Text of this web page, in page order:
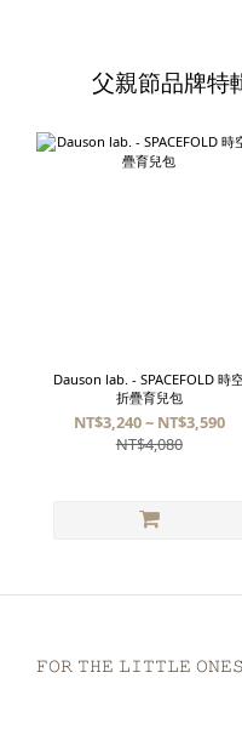
父親節品牌
Dauson lab. - SPACEFOLD 時
折疊育兒包
NT$3,240 ~ NT$3,590
NT$4,080
𝙵𝙾𝚁 𝚃𝙷𝙴 𝙻𝙸𝚃𝚃𝙻𝙴